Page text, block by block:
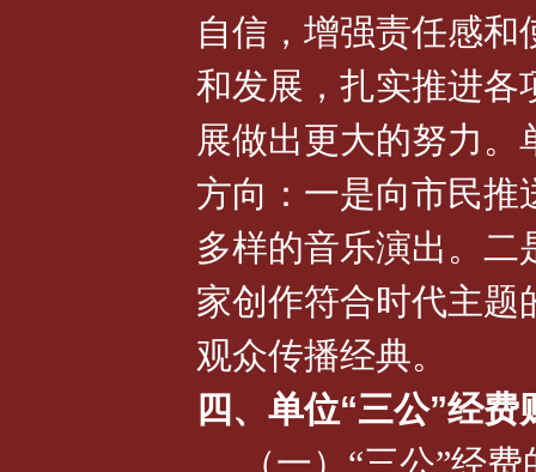
自信，增强责任感
和发展，扎实推进各
展做出更大的努力
方向：一是向市民推
多样的音乐演出。二
家创作符合时代主题
观众传播经典。
四、单位“三公”经
（一）“三公”经